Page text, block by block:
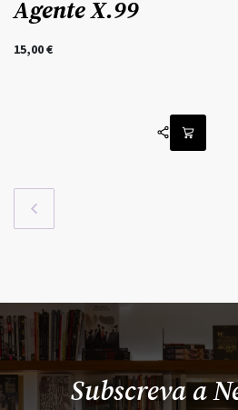
Agente X.99
15,00€
Subscreva a